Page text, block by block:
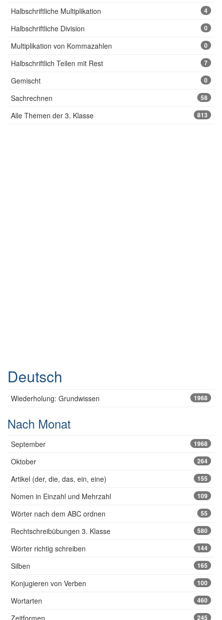
Halbschriftliche Multiplikation 4
Halbschriftliche Division 0
Multiplikation von Kommazahlen 0
Halbschriftlich Teilen mit Rest 7
Gemischt 0
Sachrechnen 58
Alle Themen der 3. Klasse 813
Deutsch
Wiederholung: Grundwissen 1968
Nach Monat
September 1968
Oktober 264
Artikel (der, die, das, ein, eine) 155
Nomen in Einzahl und Mehrzahl 109
Wörter nach dem ABC ordnen 55
Rechtschreibübungen 3. Klasse 580
Wörter richtig schreiben 144
Silben 165
Konjugieren von Verben 100
Wortarten 460
Zeitformen 245